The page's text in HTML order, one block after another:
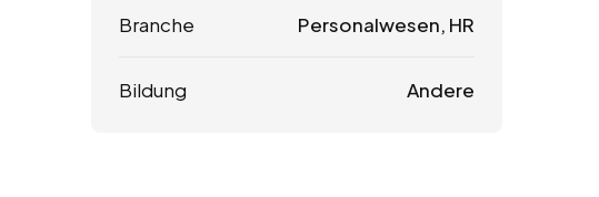
Branche Personalwesen, HR
Bildung Andere